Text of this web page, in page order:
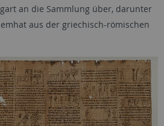
an die Sammlung über, darunter
aus der griechisch-römischen